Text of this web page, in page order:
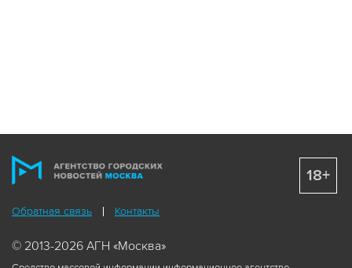
Обратная связь Контакты
© 2013-2026 АГН «Москва»
18+